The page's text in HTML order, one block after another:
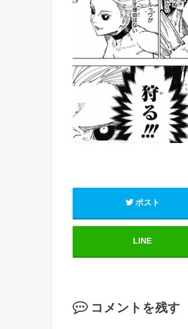
ポスト
LINE
コメントを残す